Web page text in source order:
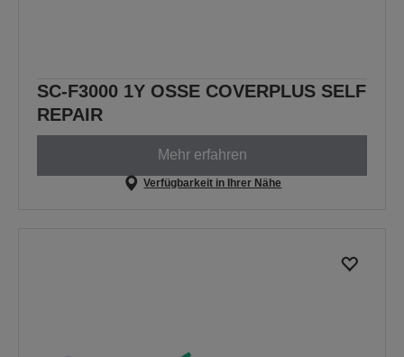
SC-F3000 1Y OSSE COVERPLUS SELF
REPAIR
Mehr erfahren
Verfügbarkeit in Ihrer Nähe